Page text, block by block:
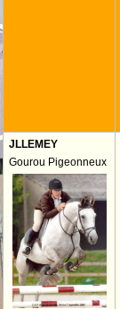
JLLEMEY
Gourou Pigeonneux